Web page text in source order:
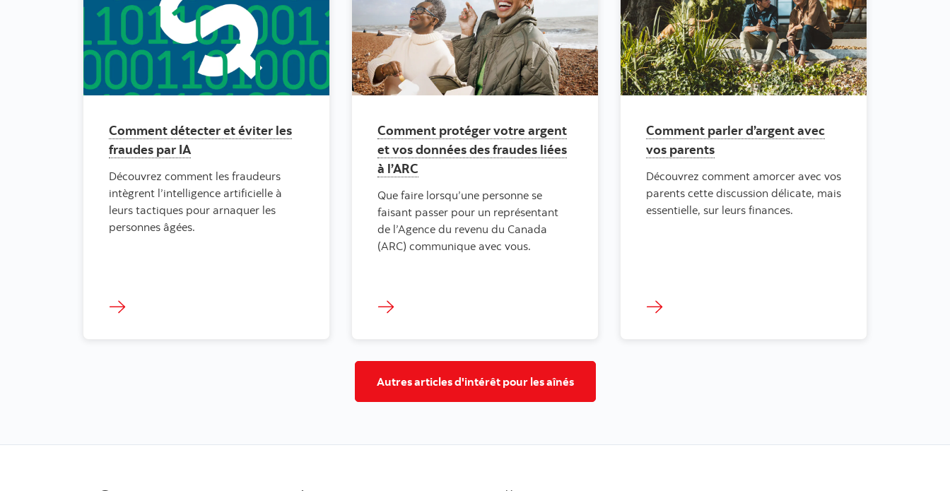
Comment détecter et éviter les
fraudes par IA
Découvrez comment les fraudeurs
intègrent l’intelligence artificielle à
leurs tactiques pour arnaquer les
personnes âgées.
Comment protéger votre argent
et vos données des fraudes liées
à l’ARC
Que faire lorsqu’une personne se
faisant passer pour un représentant
de l’Agence du revenu du Canada
(ARC) communique avec vous.
Comment parler d’argent avec
vos parents
Découvrez comment amorcer avec vos
parents cette discussion délicate, mais
essentielle, sur leurs finances.
Autres articles d'intérêt pour les aînés